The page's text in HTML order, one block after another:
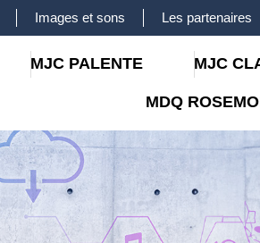
Images et sons Les partenaires
MJC PALENTE MJC
MDQ